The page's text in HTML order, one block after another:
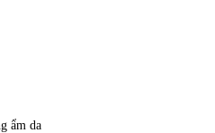
ẩm da